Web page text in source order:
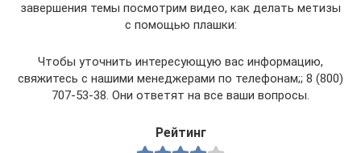
завершения темы посмотрим видео, как делать метизы
с помощью плашки:
Чтобы уточнить интересующую вас информацию,
свяжитесь с нашими менеджерами по телефонам;; 8 (800)
707-53-38. Они ответят на все ваши вопросы.
Рейтинг